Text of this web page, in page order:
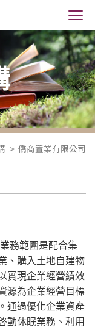
僑商置業有限公司
務範圍是配合集
、購入土地自建物
實現企業經營績效
源為企業經營目標
通過優化企業資產
動休眠業務、利用